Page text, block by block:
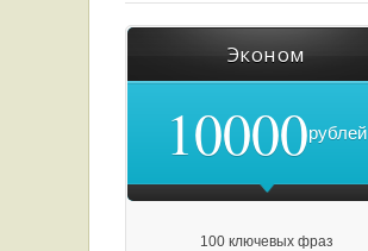
Эконом
10000рублей
100 ключевых фраз